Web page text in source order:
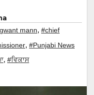
mann, #chief
, #Punjabi News
, #ਵਿਕਾਸ